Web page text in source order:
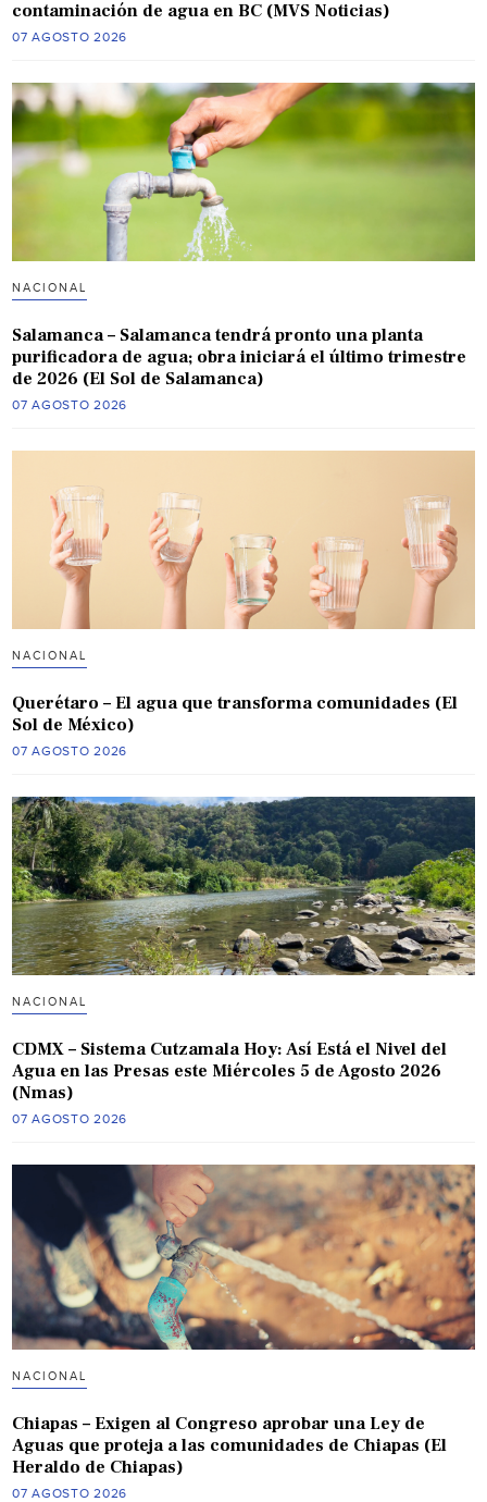
contaminación de agua en BC (MVS Noticias)
07 AGOSTO 2026
NACIONAL
Salamanca – Salamanca tendrá pronto una planta
purificadora de agua; obra iniciará el último trimestre
de 2026 (El Sol de Salamanca)
07 AGOSTO 2026
NACIONAL
Querétaro – El agua que transforma comunidades (El
Sol de México)
07 AGOSTO 2026
NACIONAL
CDMX – Sistema Cutzamala Hoy: Así Está el Nivel del
Agua en las Presas este Miércoles 5 de Agosto 2026
(Nmas)
07 AGOSTO 2026
NACIONAL
Chiapas – Exigen al Congreso aprobar una Ley de
Aguas que proteja a las comunidades de Chiapas (El
Heraldo de Chiapas)
07 AGOSTO 2026